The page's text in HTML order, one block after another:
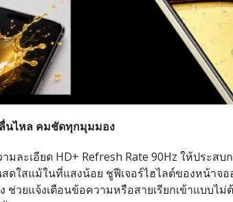
นไหล คมชัดทุกมุมมอง
มละเอียด HD+ Refresh Rate 90Hz ให้ประส
ใสแม้ในที่แสงน้อย ชูฟีเจอร์ไฮไลต์ของหน้าจอ
วยแจ้งเตือนข้อความหรือสายเรียกเข้าแบบไม่